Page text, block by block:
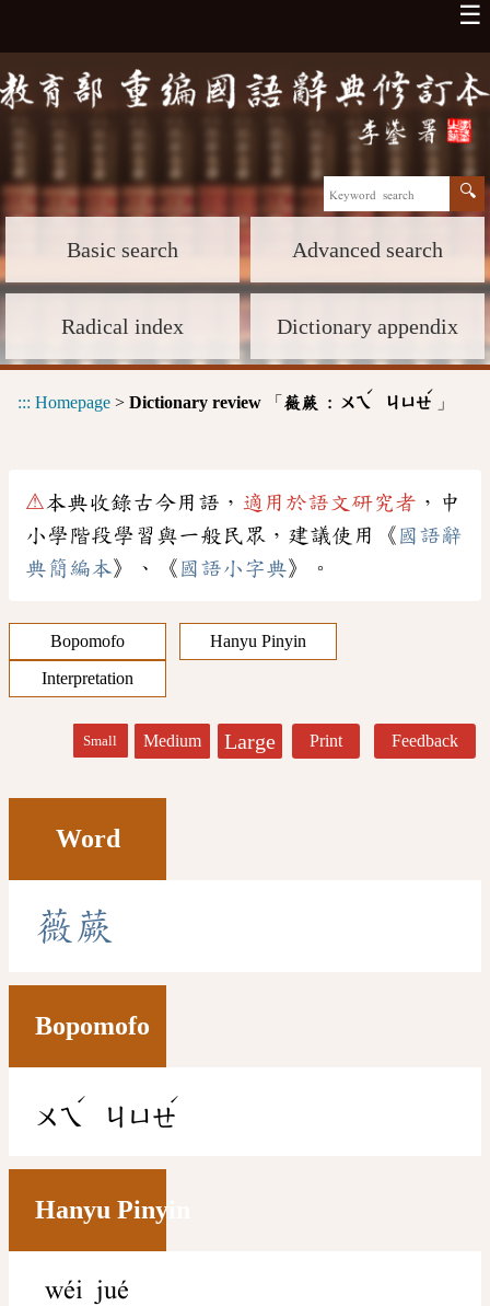
☰
Basic search Advanced search
Radical index Dictionary appendix
::: Homepage > Dictionary review 「 薇蕨 : ㄨㄟ
ˊ
ㄐㄩㄝ
ˊ
」
⚠本典收錄古今用語， 適用於語文研究者 ，中
小學階段學習與一般民眾，建議使用《 國語辭
典簡編本》、《 國語小字典》。
Bopomofo
Hanyu Pinyin
Interpretation
Small Medium Large Print Feedback
Word
薇 蕨
Bopomofo
ㄨㄟ
ˊ
ㄐㄩㄝ
ˊ
Hanyu Pinyin
wéi jué